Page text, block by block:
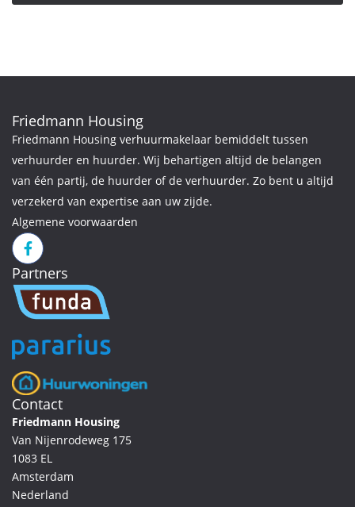
Friedmann Housing
Friedmann Housing verhuurmakelaar bemiddelt tussen
verhuurder en huurder. Wij behartigen altijd de belangen
van één partij, de huurder of de verhuurder. Zo bent u altijd
verzekerd van expertise aan uw zijde.
Algemene voorwaarden
Partners
Contact
Friedmann Housing
Van Nijenrodeweg 175
1083 EL
Amsterdam
Nederland